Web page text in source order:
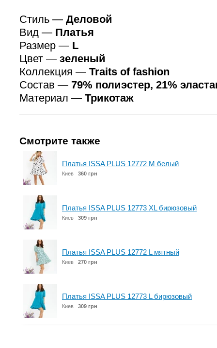
Стиль — Деловой
Вид — Платья
Размер — L
Цвет — зеленый
Коллекция — Traits of fashion
Состав — 79% полиэстер, 21%
Материал — Трикотаж
Смотрите также
Платья ISSA PLUS 12772 M белый
Киев 360 грн
Платья ISSA PLUS 12773 XL бирюзовый
Киев 309 грн
Платья ISSA PLUS 12772 L мятный
Киев 270 грн
Платья ISSA PLUS 12773 L бирюзовый
Киев 309 грн